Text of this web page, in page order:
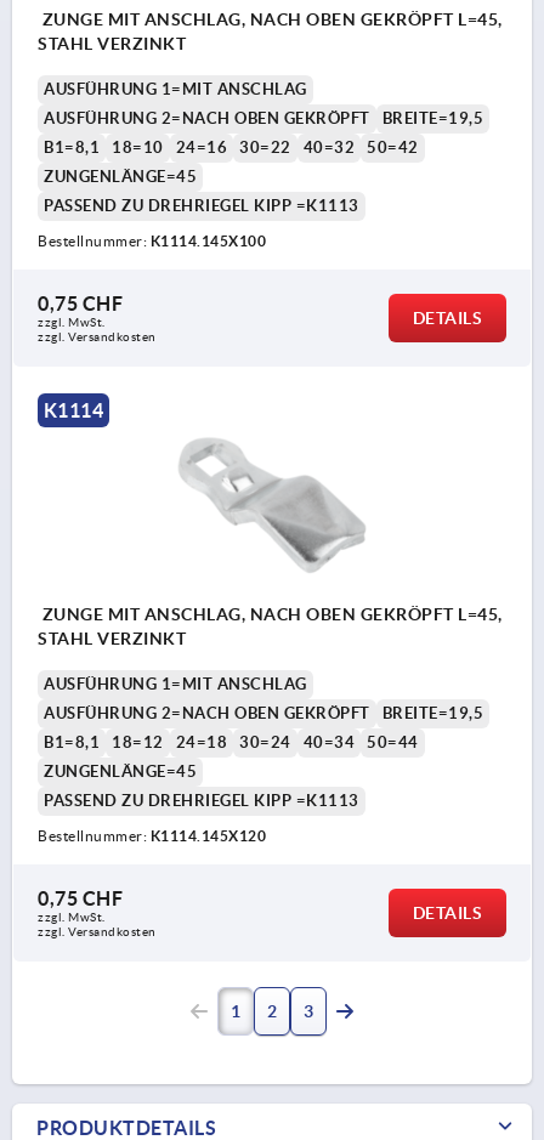
ZUNGE MIT ANSCHLAG, NACH OBEN GEKRÖPFT L=45,
STAHL VERZINKT
AUSFÜHRUNG 1=MIT ANSCHLAG
AUSFÜHRUNG 2=NACH OBEN GEKRÖPFT
BREITE=19,5
B1=8,1
18=10 24=16 30=22 40=32
50=42
ZUNGENLÄNGE=45
PASSEND ZU DREHRIEGEL KIPP =K1113
Bestellnummer: K1114.145X100
0,75 CHF
zzgl. MwSt.
zzgl. Versandkosten
DETAILS
K1114
ZUNGE MIT ANSCHLAG, NACH OBEN GEKRÖPFT L=45,
STAHL VERZINKT
AUSFÜHRUNG 1=MIT ANSCHLAG
AUSFÜHRUNG 2=NACH OBEN GEKRÖPFT
BREITE=19,5
B1=8,1
18=12 24=18 30=24 40=34
50=44
ZUNGENLÄNGE=45
PASSEND ZU DREHRIEGEL KIPP =K1113
Bestellnummer: K1114.145X120
0,75 CHF
zzgl. MwSt.
zzgl. Versandkosten
DETAILS
1 2 3
PRODUKTDETAILS